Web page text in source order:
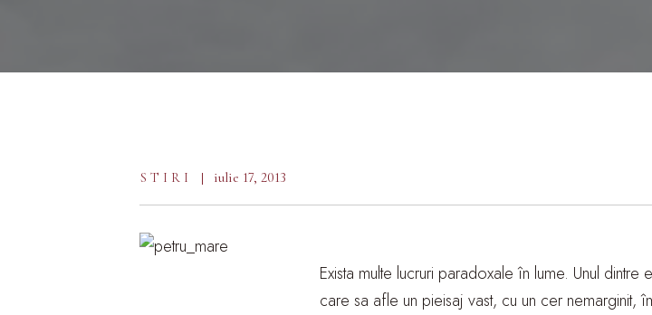
STIRI iulie 17, 2013
Exista multe lucruri paradoxale în lume. Unul
care sa afle un pieisaj vast, cu un cer